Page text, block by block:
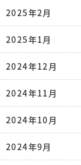
2025年2月
2025年1月
2024年12月
2024年11月
2024年10月
2024年9月